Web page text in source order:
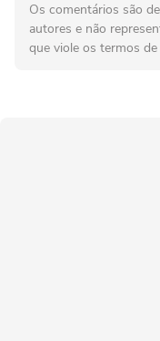
Os comentários são
autores e não
que viole os termos